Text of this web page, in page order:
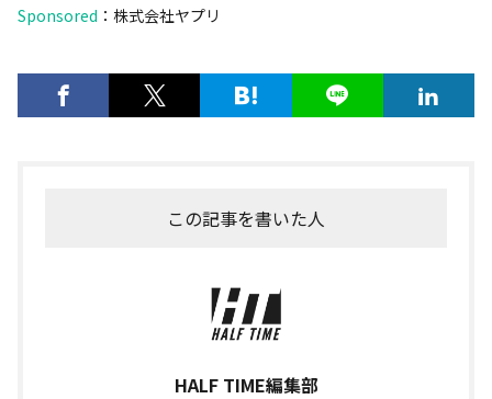
Sponsored ：株式会社ヤプリ
この記事を書いた人
HALF TIME編集部